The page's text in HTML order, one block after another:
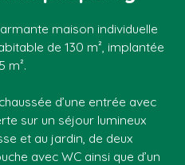
maison individuelle
de 130 m², implantée
m².
d’une entrée avec
sur un séjour lumineux
et au jardin, de deux
avec WC ainsi que d’un